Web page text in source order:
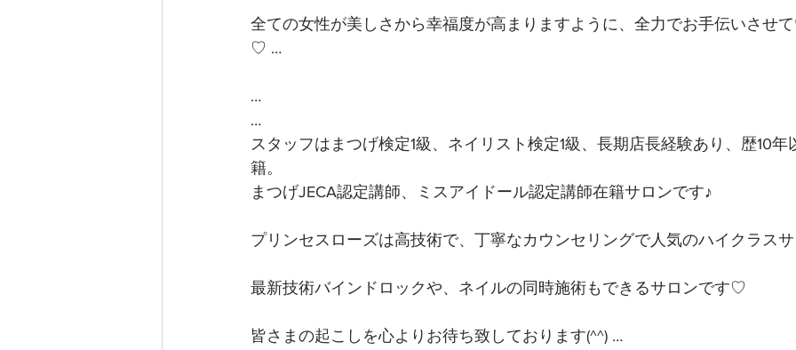
全ての女性が美しさから幸福度が高まりますように、全力でお手伝いさせ
♡ …
…
…
スタッフはまつげ検定1級、ネイリスト検定1級、長期店長経験あり、歴10年
籍。
まつげJECA認定講師、ミスアイドール認定講師在籍サロンです♪
プリンセスローズは高技術で、丁寧なカウンセリングで人気のハイクラス
最新技術バインドロックや、ネイルの同時施術もできるサロンです♡
皆さまの起こしを心よりお待ち致しております(^^) …